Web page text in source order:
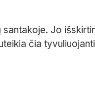
santakoje. Jo
čia